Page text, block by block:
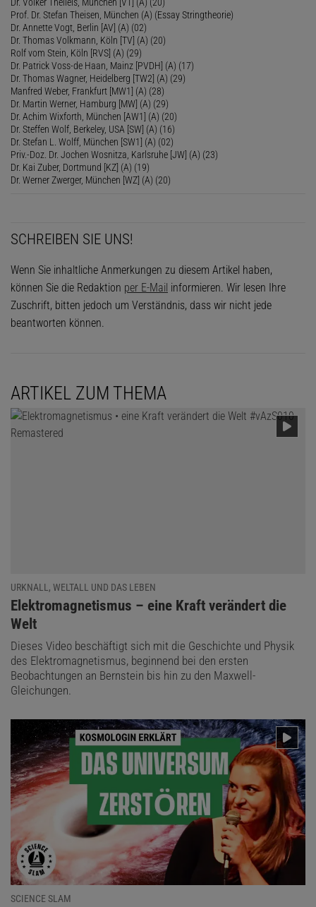
Prof. Dr. Stefan Theisen, München (A) (Essay Stringtheorie)
Dr. Annette Vogt, Berlin [AV] (A) (02)
Dr. Thomas Volkmann, Köln [TV] (A) (20)
Rolf vom Stein, Köln [RVS] (A) (29)
Dr. Patrick Voss-de Haan, Mainz [PVDH] (A) (17)
Dr. Thomas Wagner, Heidelberg [TW2] (A) (29)
Manfred Weber, Frankfurt [MW1] (A) (28)
Dr. Martin Werner, Hamburg [MW] (A) (29)
Dr. Achim Wixforth, München [AW1] (A) (20)
Dr. Steffen Wolf, Berkeley, USA [SW] (A) (16)
Dr. Stefan L. Wolff, München [SW1] (A) (02)
Priv.-Doz. Dr. Jochen Wosnitza, Karlsruhe [JW] (A) (23)
Dr. Kai Zuber, Dortmund [KZ] (A) (19)
Dr. Werner Zwerger, München [WZ] (A) (20)
SCHREIBEN SIE UNS!
Wenn Sie inhaltliche Anmerkungen zu diesem Artikel haben,
können Sie die Redaktion per E-Mail informieren. Wir lesen Ihre
Zuschrift, bitten jedoch um Verständnis, dass wir nicht jede
beantworten können.
ARTIKEL ZUM THEMA
URKNALL, WELTALL UND DAS LEBEN
:
Elektromagnetismus – eine Kraft verändert die
Welt
Dieses Video beschäftigt sich mit die Geschichte und Physik
des Elektromagnetismus, beginnend bei den ersten
Beobachtungen an Bernstein bis hin zu den Maxwell-
Gleichungen.
SCIENCE SLAM